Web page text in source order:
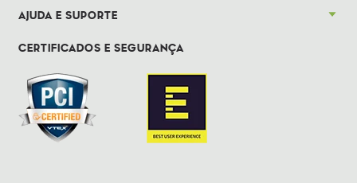
AJUDA E SUPORTE
CERTIFICADOS E SEGURANÇA